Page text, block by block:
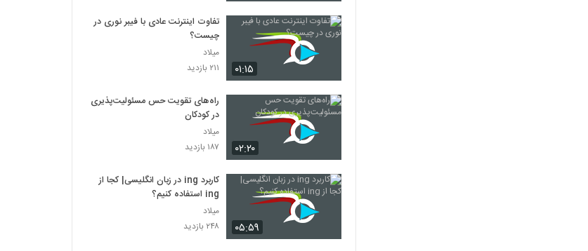
029023 - انیمیشن
۳۶۴ بازدید
029025 - انیمیشن
۴۴۳ بازدید
029026 - انیمیشن
۰۱:۱۵
تفاوت اینترنت عادی با فیبر نوری در
چیست؟
میلاد
۲۱۱ بازدید
۰۲:۲۰
راه‌های تقویت حس مسئولیت‌پذیری
در کودکان
میلاد
۱۸۷ بازدید
۰۵:۵۹
کاربرد ing در زبان انگلیسی| کجا از
ing استفاده کنیم؟
میلاد
۲۴۸ بازدید